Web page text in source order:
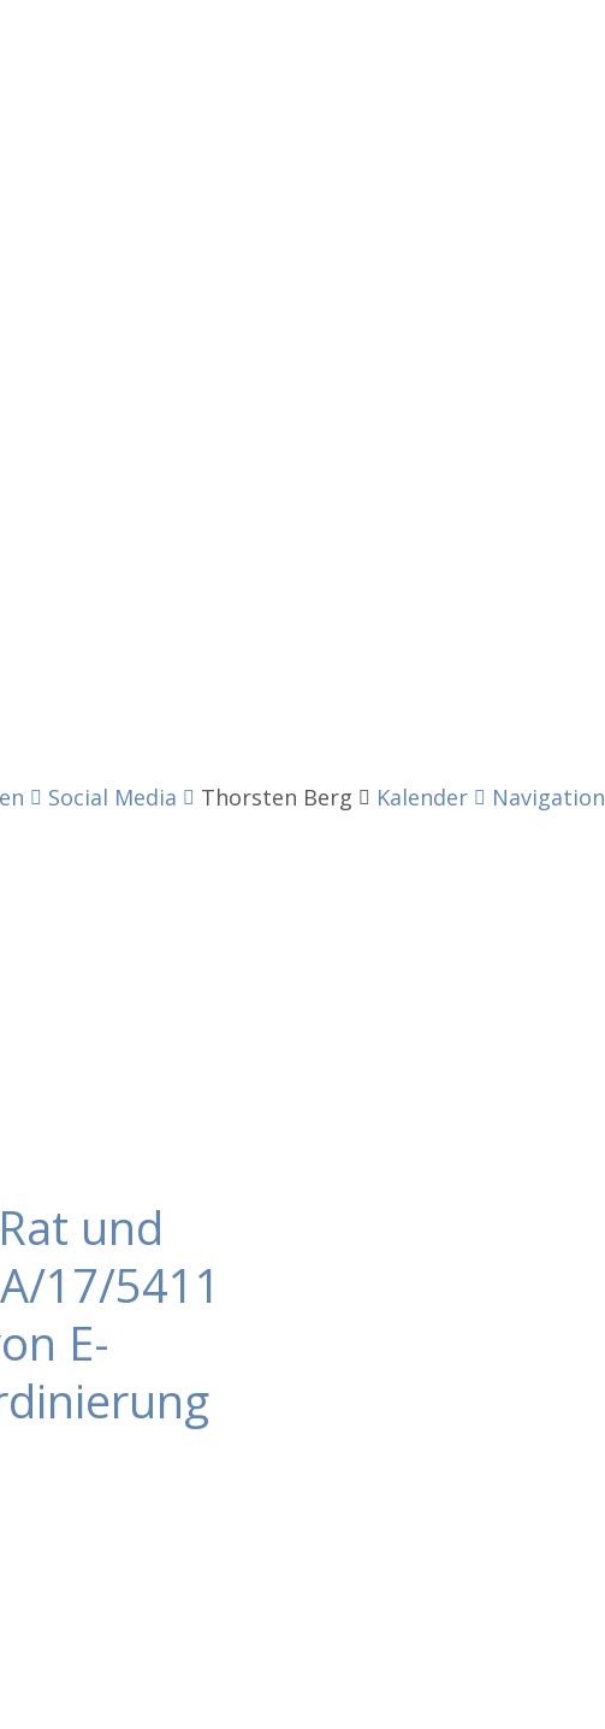
Social Media Thorsten Berg Kalender Navigation
und
17/5411
E-